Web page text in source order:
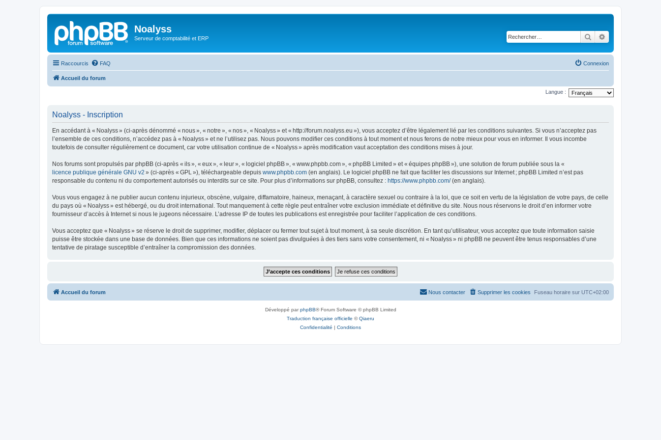
Noalyss
Serveur de comptabilité et ERP Rechercher
Raccourcis FAQ Connexion
Accueil du forum
Langue :
Noalyss - Inscription
En accédant à « Noalyss » (ci-après dénommé « nous », « notre », « nos », « Noalyss » et « http://forum.noalyss.eu »), vous acceptez d’être légalement lié par les conditions suivantes. Si vous n’acceptez pas
l’ensemble de ces conditions, n’accédez pas à « Noalyss » et ne l’utilisez pas. Nous pouvons modifier ces conditions à tout moment et nous ferons de notre mieux pour vous en informer. Il vous incombe
toutefois de consulter régulièrement ce document, car votre utilisation continue de « Noalyss » après modification vaut acceptation des conditions mises à jour.
Nos forums sont propulsés par phpBB (ci-après « ils », « eux », « leur », « logiciel phpBB », « www.phpbb.com », « phpBB Limited » et « équipes phpBB »), une solution de forum publiée sous la «
licence publique générale GNU v2 » (ci-après « GPL »), téléchargeable depuis www.phpbb.com (en anglais). Le logiciel phpBB ne fait que faciliter les discussions sur Internet ; phpBB Limited n’est pas
responsable du contenu ni du comportement autorisés ou interdits sur ce site. Pour plus d’informations sur phpBB, consultez : https://www.phpbb.com/(en anglais).
Vous vous engagez à ne publier aucun contenu injurieux, obscène, vulgaire, diffamatoire, haineux, menaçant, à caractère sexuel ou contraire à la loi, que ce soit en vertu de la législation de votre pays, de celle
du pays où « Noalyss » est hébergé, ou du droit international. Tout manquement à cette règle peut entraîner votre exclusion immédiate et définitive du site. Nous nous réservons le droit d’en informer votre
fournisseur d’accès à Internet si nous le jugeons nécessaire. L’adresse IP de toutes les publications est enregistrée pour faciliter l’application de ces conditions.
Vous acceptez que « Noalyss » se réserve le droit de supprimer, modifier, déplacer ou fermer tout sujet à tout moment, à sa seule discrétion. En tant qu’utilisateur, vous acceptez que toute information saisie
puisse être stockée dans une base de données. Bien que ces informations ne soient pas divulguées à des tiers sans votre consentement, ni « Noalyss » ni phpBB ne peuvent être tenus responsables d’une
tentative de piratage susceptible d’entraîner la compromission des données.
Accueil du forum Fuseau horaire sur UTC+02:00
Supprimer les cookies
Nous contacter
Développé parphpBB® Forum Software © phpBB Limited
Traduction française officielle ©Qiaeru
Confidentialité | Conditions